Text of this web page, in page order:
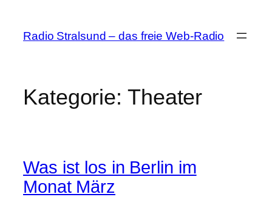
springen
Radio Stralsund – das freie Web-Radio
Kategorie: Theater
Was ist los in Berlin im
Monat März